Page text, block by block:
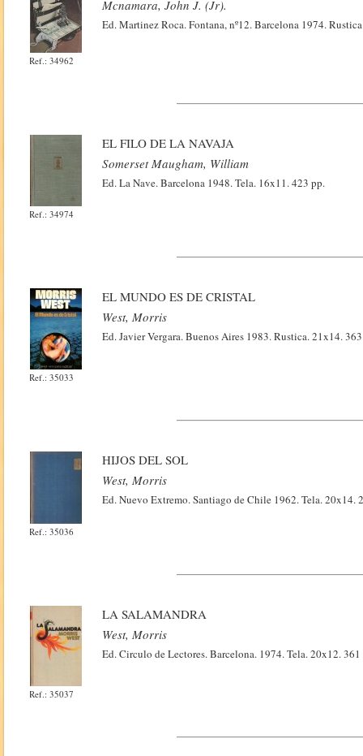
Ref.: 34962
Mcnamara, John J. (Jr).
Ed. Martinez Roca. Fontana, nº12. Barcelona 1974.
Ref.: 34974
EL FILO DE LA NAVAJA
Somerset Maugham, William
Ed. La Nave. Barcelona 1948. Tela. 16x11. 423 pp.
Ref.: 35033
EL MUNDO ES DE CRISTAL
West, Morris
Ed. Javier Vergara. Buenos Aires 1983. Rustica. 21x14.
Ref.: 35036
HIJOS DEL SOL
West, Morris
Ed. Nuevo Extremo. Santiago de Chile 1962. Tela. 20x14.
Ref.: 35037
LA SALAMANDRA
West, Morris
Ed. Circulo de Lectores. Barcelona. 1974. Tela. 20x12.